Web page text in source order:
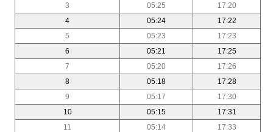
3
05:25
17:20
4
05:24
17:22
5
05:23
17:23
6
05:21
17:25
7
05:20
17:26
8
05:18
17:28
9
05:17
17:30
10
05:15
17:31
11
05:14
17:33